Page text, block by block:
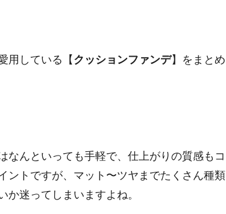
用している【 クッションファンデ】をまとめ
なんといっても手軽で、仕上がりの質感もコ
ントですが、マット〜ツヤまでたくさん種類
か迷ってしまいますよね。